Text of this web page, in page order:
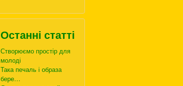
Останні статті
Створюємо простір для
молоді
Така печаль і образа
бере…